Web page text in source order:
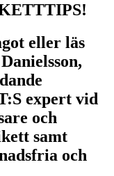
eller läs
expert vid
och
samt
och